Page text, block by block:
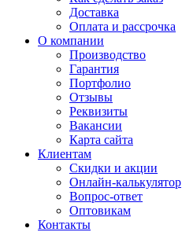
Доставка
Оплата и рассрочка
О компании
Производство
Гарантия
Портфолио
Отзывы
Реквизиты
Вакансии
Карта сайта
Клиентам
Скидки и акции
Онлайн-калькулятор
Вопрос-ответ
Оптовикам
Контакты